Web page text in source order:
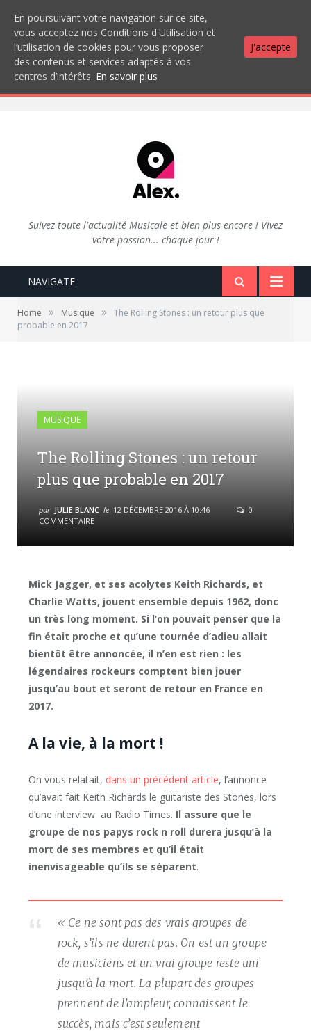
Suivez toute l'actualité Musicale et bien plus encore ! Vivez
votre passion... chaque jour !
NAVIGATE
Home » Musique »
The Rolling Stones : un retour plus que
probable en 2017
MUSIQUE
The Rolling Stones : un retour
plus que probable en 2017
par JULIE BLANC le 12 DÉCEMBRE 2016 À 10:46
0
COMMENTAIRE
Mick Jagger, et ses acolytes Keith Richards, et
Charlie Watts, jouent ensemble depuis 1962, donc
un très long moment. Si l’on pouvait penser que la
fin était proche et qu’une tournée d’adieu allait
bientôt être annoncée, il n’en est rien : les
légendaires rockeurs comptent bien jouer
jusqu’au bout et seront de retour en France en
2017.
A la vie, à la mort !
On vous relatait, dans un précédent article, l’annonce
qu’avait fait Keith Richards le guitariste des Stones, lors
d’une interview au Radio Times. Il assure que le
groupe de nos papys rock n roll durera jusqu’à la
mort de ses membres et qu’il était
inenvisageable qu’ils se séparent.
« Ce ne sont pas des vrais groupes de
rock, s’ils ne durent pas. On est un groupe
de musiciens et un vrai groupe reste uni
jusqu’à la mort. La plupart des groupes
prennent de l’ampleur, connaissent le
succès, mais c’est seulement
En poursuivant votre navigation sur ce site,
vous acceptez nos Conditions d'Utilisation et
l’utilisation de cookies pour vous proposer
des contenus et services adaptés à vos
centres d’intérêts. En savoir plus
J'accepte